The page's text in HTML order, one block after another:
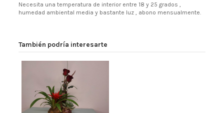
Necesita una temperatura de interior entre 18 y 25 grados ,
humedad ambiental media y bastante luz , abono mensualmente.
También podría interesarte